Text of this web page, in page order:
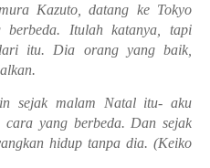
Kazuto, datang ke Tokyo
berbeda. Itulah katanya, tapi
itu. Dia orang yang baik,
sejak malam Natal itu- aku
cara yang berbeda. Dan sejak
hidup tanpa dia. (Keiko